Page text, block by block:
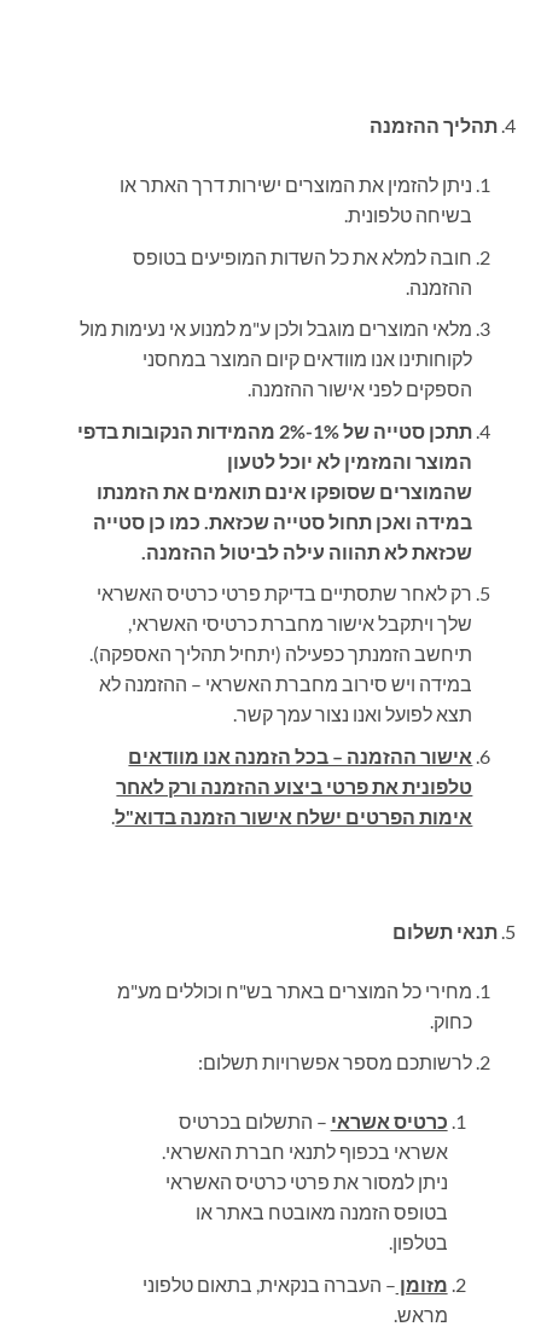
תהליך ההזמנה
ניתן להזמין את המוצרים ישירות דרך האתר או
בשיחה טלפונית.
חובה למלא את כל השדות המופיעים בטופס
ההזמנה.
מלאי המוצרים מוגבל ולכן ע"מ למנוע אי נעימות מול
לקוחותינו אנו מוודאים קיום המוצר במחסני
הספקים לפני אישור ההזמנה.
תתכן סטייה של 1%-2% מהמידות הנקובות בדפי
המוצר והמזמין לא יוכל לטעון
שהמוצרים שסופקו אינם תואמים את הזמנתו
במידה ואכן תחול סטייה שכזאת. כמו כן סטייה
שכזאת לא תהווה עילה לביטול ההזמנה
רק לאחר שתסתיים בדיקת פרטי כרטיס האשראי
שלך ויתקבל אישור מחברת כרטיסי האשראי,
תיחשב הזמנתך כפעילה (יתחיל תהליך האספקה).
במידה ויש סירוב מחברת האשראי – ההזמנה לא
תצא לפועל ואנו נצור עמך קשר.
אישור ההזמנה – בכל הזמנה אנו מוודאים
טלפונית את פרטי ביצוע ההזמנה ורק לאחר
אימות הפרטים ישלח אישור הזמנה בדוא"ל.
תנאי תשלום
מחירי כל המוצרים באתר בש"ח וכוללים מע"מ
כחוק.
לרשותכם מספר אפשרויות תשלום:
כרטיס אשראי – התשלום בכרטיס
אשראי בכפוף לתנאי חברת האשראי.
ניתן למסור את פרטי כרטיס האשראי
בטופס הזמנה מאובטח באתר או
בטלפון.
מזומן – העברה בנקאית, בתאום טלפוני
מראש.